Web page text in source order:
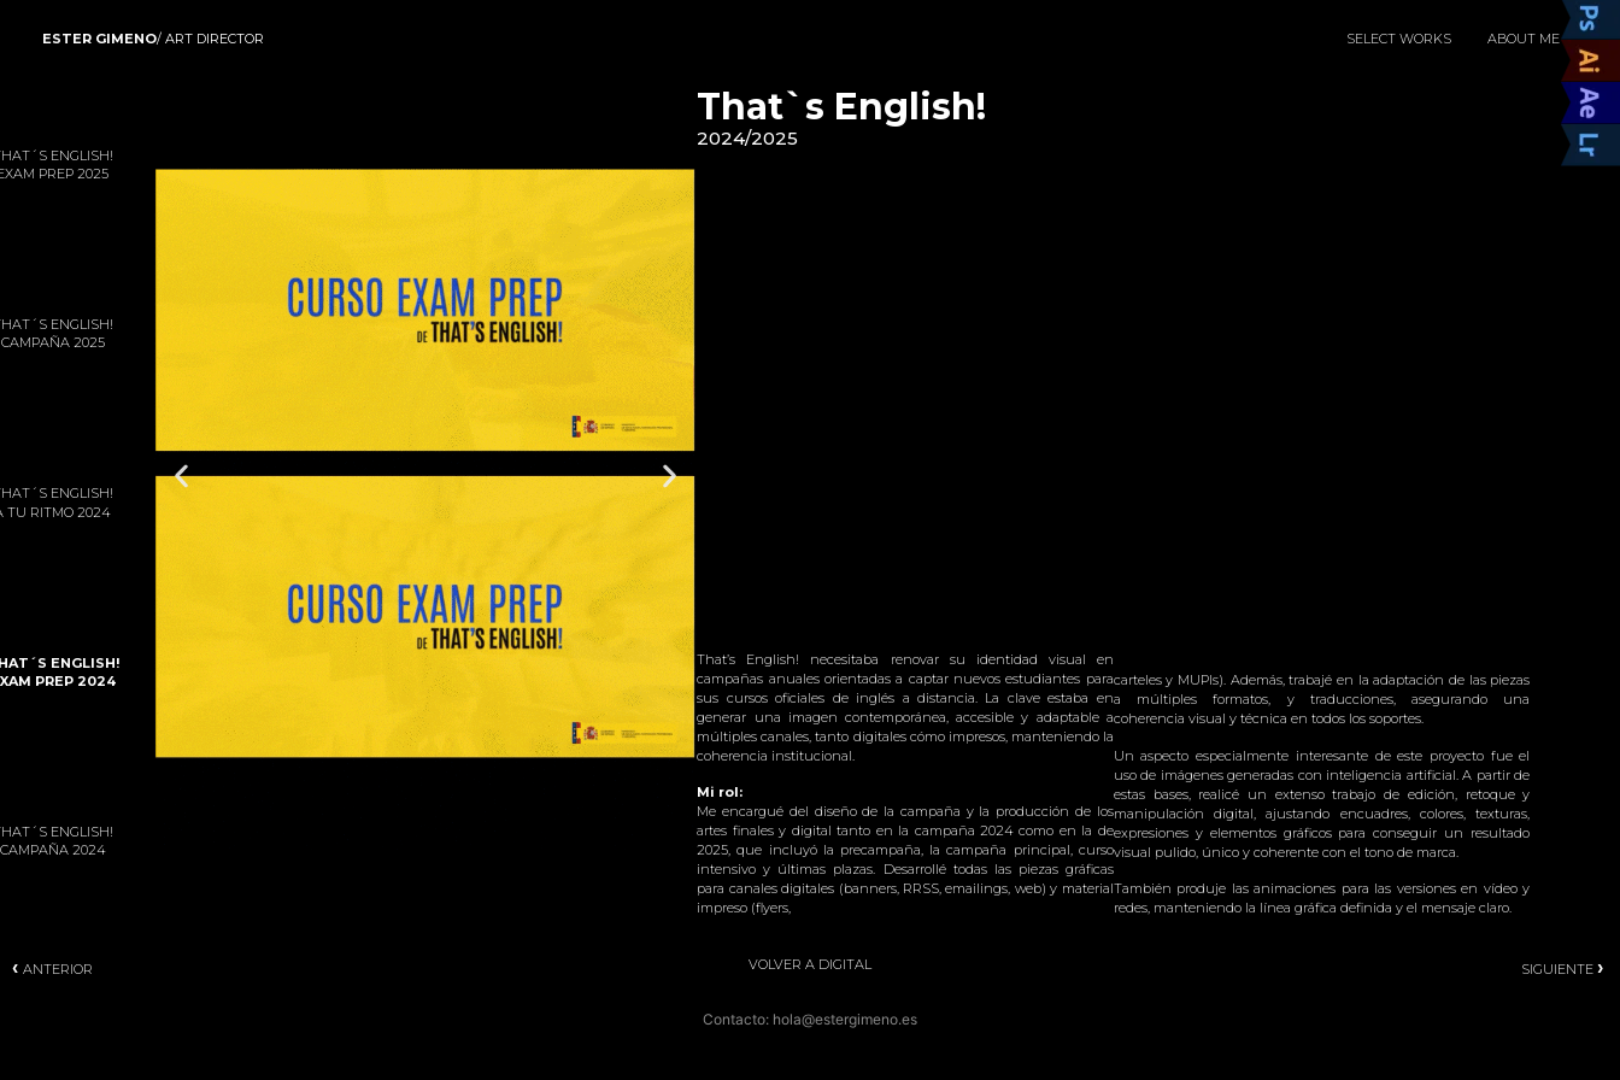
ESTER GIMENO/ ART DIRECTOR SELECT WORKS ABOUT ME
ENGLISH!
PREP 2025
ENGLISH!
CAMPAÑA 2025
ENGLISH!
TU RITMO 2024
ENGLISH!
PREP 2024
ENGLISH!
CAMPAÑA 2024
That`s English!
2024/2025
That’s English! necesitaba renovar su identidad visual en
campañas anuales orientadas a captar nuevos estudiantes para
sus cursos oficiales de inglés a distancia. La clave estaba en
generar una imagen contemporánea, accesible y adaptable a
múltiples canales, tanto digitales cómo impresos, manteniendo la
coherencia institucional.
Mi rol:
Me encargué del diseño de la campaña y la producción de los
artes finales y digital tanto en la campaña 2024 como en la de
2025, que incluyó la precampaña, la campaña principal, curso
intensivo y últimas plazas. Desarrollé todas las piezas gráficas
para canales digitales (banners, RRSS, emailings, web) y material
impreso (flyers,
carteles y MUPIs). Además, trabajé en la adaptación de las piezas
a múltiples formatos, y traducciones, asegurando una
coherencia visual y técnica en todos los soportes.
Un aspecto especialmente interesante de este proyecto fue el
uso de imágenes generadas con inteligencia artificial. A partir de
estas bases, realicé un extenso trabajo de edición, retoque y
manipulación digital, ajustando encuadres, colores, texturas,
expresiones y elementos gráficos para conseguir un resultado
visual pulido, único y coherente con el tono de marca.
También produje las animaciones para las versiones en vídeo y
redes, manteniendo la línea gráfica definida y el mensaje claro.
‹ ANTERIOR VOLVER A DIGITAL SIGUIENTE ›
Contacto: hola@estergimeno.es